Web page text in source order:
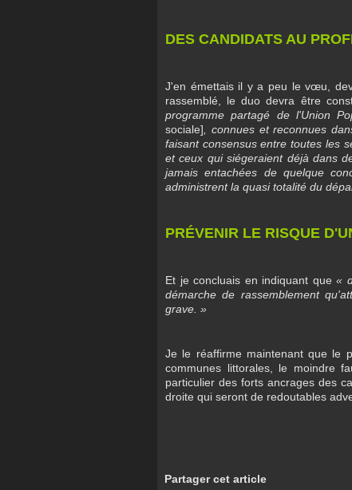
DES CANDIDATS AU
J'en émettais il y a peu le vœu,
rassemblé, le duo devra être
programme partagé de l'Union
sociale] , connues et reconnues
faisant consensus entre toutes les
et ceux qui siégeraient déjà dans
jamais entachées de quelque
administrent la quasi totalité du
PRÉVENIR LE RISQUE
Et je concluais en indiquant que«
démarche de rassemblement
grave. »
Je le réaffirme maintenant que le
communes littorales, le moindre
particulier des forts ancrages des
droite qui seront de redoutables
Partager cet article